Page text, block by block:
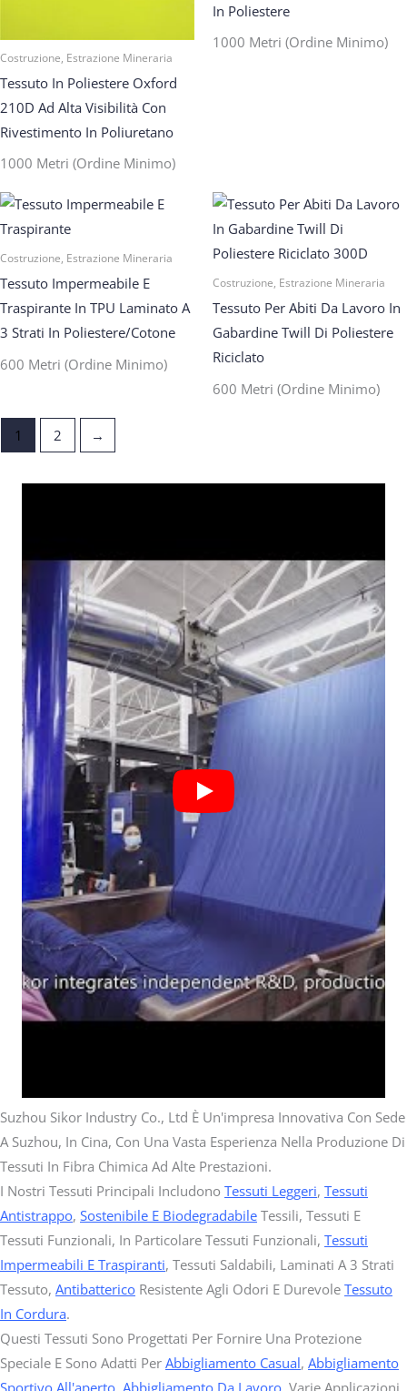
Costruzione, Estrazione Mineraria
Tessuto In Poliestere Oxford
210D Ad Alta Visibilità Con
Rivestimento In Poliuretano
1000 Metri (ordine Minimo)
In Poliestere
1000 Metri (ordine Minimo)
Costruzione, Estrazione Mineraria
Tessuto Impermeabile E
Traspirante In TPU Laminato A
3 Strati In Poliestere/cotone
600 Metri (ordine Minimo)
Costruzione, Estrazione Mineraria
Tessuto Per Abiti Da Lavoro In
Gabardine Twill Di Poliestere
Riciclato
600 Metri (ordine Minimo)
1 2 →
Suzhou Sikor Industry Co., Ltd È Un'impresa Innovativa Con Sede
A Suzhou, In Cina, Con Una Vasta Esperienza Nella Produzione Di
Tessuti In Fibra Chimica Ad Alte Prestazioni.
I Nostri Tessuti Principali Includono Tessuti Leggeri, Tessuti
Antistrappo, Sostenibile E Biodegradabile Tessili, Tessuti E
Tessuti Funzionali, In Particolare Tessuti Funzionali, Tessuti
Impermeabili E Traspiranti, Tessuti Saldabili, Laminati A 3 Strati
Tessuto, Antibatterico Resistente Agli Odori E Durevole Tessuto
In Cordura.
Questi Tessuti Sono Progettati Per Fornire Una Protezione
Speciale E Sono Adatti Per Abbigliamento Casual, Abbigliamento